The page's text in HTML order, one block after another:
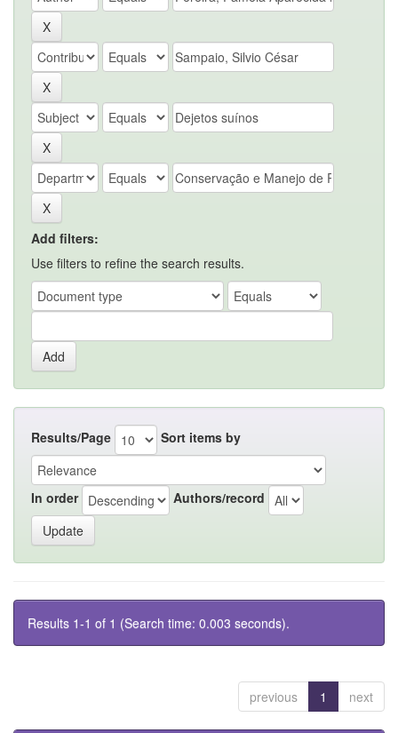
Add filters:
Use filters to refine the search results.
Results/Page Sort items by
In order Authors/record
Results 1-1 of 1 (Search time: 0.003 seconds).
previous 1 next